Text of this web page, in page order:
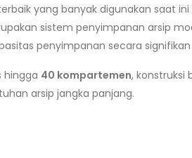
yang banyak digunakan saat
sistem penyimpanan arsip
penyimpanan secara
hingga 40 kompartemen, konstruksi
arsip jangka panjang.